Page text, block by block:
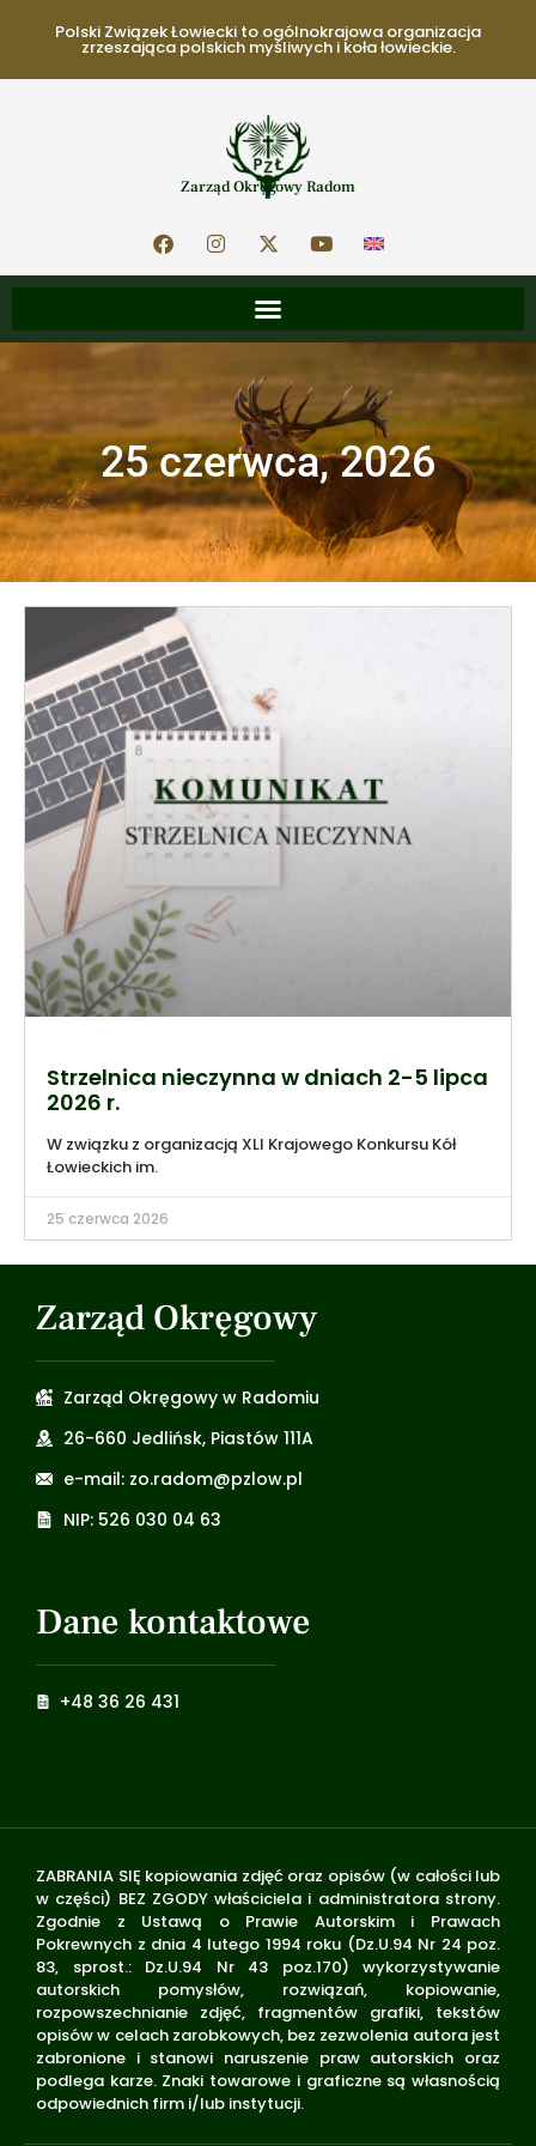
Polski Związek Łowiecki to ogólnokrajowa organizacja
zrzeszająca polskich myśliwych i koła łowieckie.
Zarząd Okręgowy Radom
25 czerwca, 2026
Strzelnica nieczynna w dniach 2-5 lipca
2026 r.
W związku z organizacją XLI Krajowego Konkursu Kół
Łowieckich im.
25 czerwca 2026
Zarząd Okręgowy
Zarząd Okręgowy w Radomiu
26-660 Jedlińsk, Piastów 111A
e-mail: zo.radom@pzlow.pl
NIP: 526 030 04 63
Dane kontaktowe
+48 36 26 431
ZABRANIA SIĘ kopiowania zdjęć oraz opisów (w całości lub
w części) BEZ ZGODY właściciela i administratora strony.
Zgodnie z Ustawą o Prawie Autorskim i Prawach
Pokrewnych z dnia 4 lutego 1994 roku (Dz.U.94 Nr 24 poz.
83, sprost.: Dz.U.94 Nr 43 poz.170) wykorzystywanie
autorskich pomysłów, rozwiązań, kopiowanie,
rozpowszechnianie zdjęć, fragmentów grafiki, tekstów
opisów w celach zarobkowych, bez zezwolenia autora jest
zabronione i stanowi naruszenie praw autorskich oraz
podlega karze. Znaki towarowe i graficzne są własnością
odpowiednich firm i/lub instytucji.